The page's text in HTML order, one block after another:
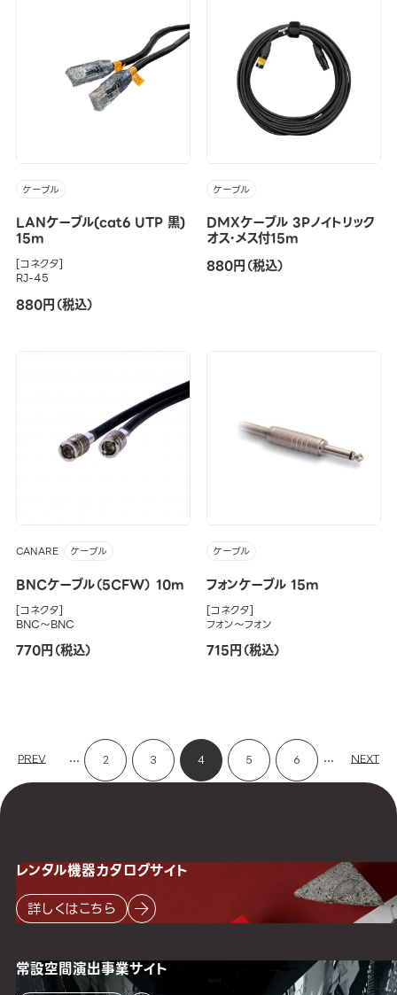
ケーブル
LANケーブル(cat6 UTP 黒)
15m
[コネクタ]
RJ-45
880円（税込）
ケーブル
DMXケーブル 3Pノイトリック
オス・メス付15m
880円（税込）
CANARE ケーブル
BNCケーブル（5CFW） 10m
[コネクタ]
BNC～BNC
770円（税込）
ケーブル
フォンケーブル 15m
[コネクタ]
フォン～フォン
715円（税込）
PREV ... 2 3 4 5 6 ... NEXT
レンタル機器カタログサイト
詳しくはこちら
常設空間演出事業サイト